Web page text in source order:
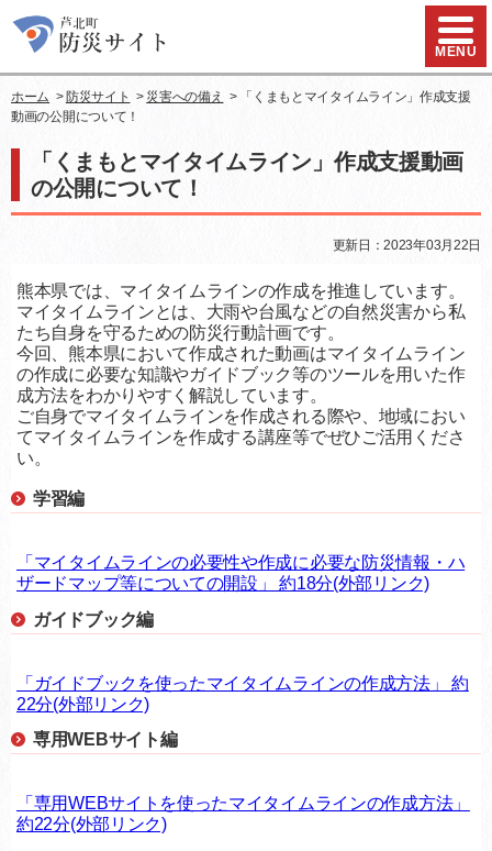
ハンバ
MENU
ホーム > 防災サイト > 災害への備え
> 「くまもとマイタイムライン」作成支援
動画の公開について！
「くまもとマイタイムライン」作成支援動画
の公開について！
更新日：2023年03月22日
熊本県では、マイタイムラインの作成を推進しています。
マイタイムラインとは、大雨や台風などの自然災害から私
たち自身を守るための防災行動計画です。
今回、熊本県において作成された動画はマイタイムライン
の作成に必要な知識やガイドブック等のツールを用いた作
成方法をわかりやすく解説しています。
ご自身でマイタイムラインを作成される際や、地域におい
てマイタイムラインを作成する講座等でぜひご活用くださ
い。
学習編
「マイタイムラインの必要性や作成に必要な防災情報・ハ
ザードマップ等についての開設」 約18分(外部リンク)
ガイドブック編
「ガイドブックを使ったマイタイムラインの作成方法」 約
22分(外部リンク)
専用WEBサイト編
「専用WEBサイトを使ったマイタイムラインの作成方法」
約22分(外部リンク)